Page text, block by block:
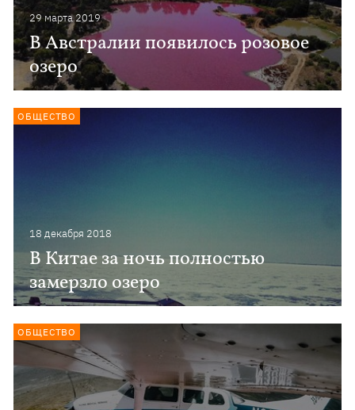
29 марта 2019
В Австралии появилось розовое
озеро
18 декабря 2018
В Китае за ночь полностью
замерзло озеро
ОБЩЕСТВО
ОБЩЕСТВО